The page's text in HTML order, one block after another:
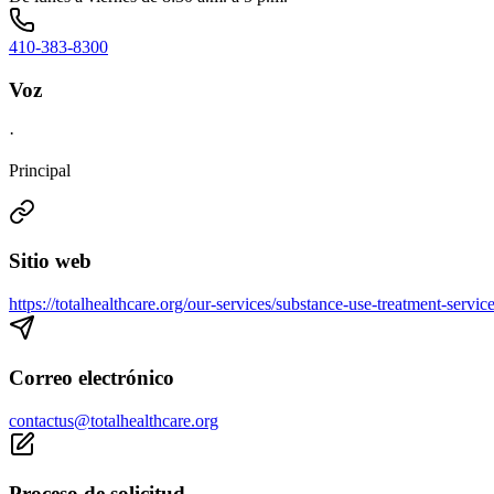
410-383-8300
Voz
·
Principal
Sitio web
https://totalhealthcare.org/our-services/substance-use-treatment-
Correo electrónico
contactus@totalhealthcare.org